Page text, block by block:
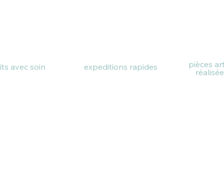
avec soin expeditions rapides
pièces